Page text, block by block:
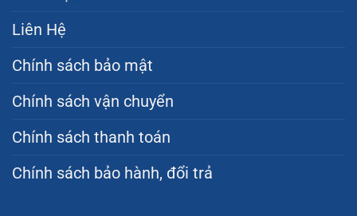
Liên Hệ
Chính sách bảo mật
Chính sách vận chuyển
Chính sách thanh toán
Chính sách bảo hành, đổi trả